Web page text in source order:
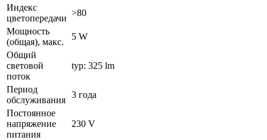
Индекс
цветопередачи
>80
Мощность
(общая), макс.
5 W
Общий
световой
поток
typ: 325 lm
Период
обслуживания
3 года
Постоянное
напряжение
питания
230 V